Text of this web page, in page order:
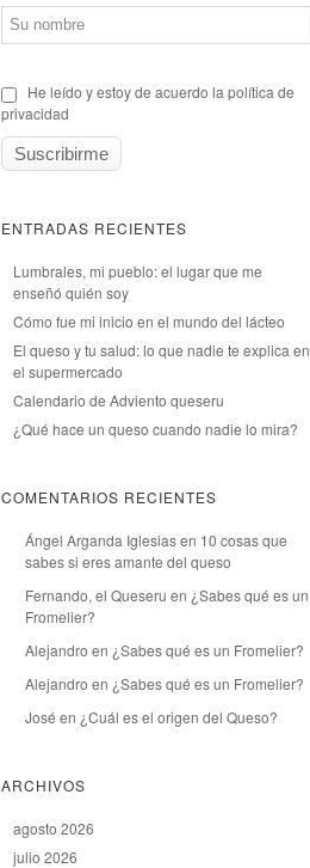
He leído y estoy de acuerdo la política de
privacidad
ENTRADAS RECIENTES
Lumbrales, mi pueblo: el lugar que me
enseñó quién soy
Cómo fue mi inicio en el mundo del lácteo
El queso y tu salud: lo que nadie te explica en
el supermercado
Calendario de Adviento queseru
¿Qué hace un queso cuando nadie lo mira?
COMENTARIOS RECIENTES
Ángel Arganda Iglesiasen 10 cosas que
sabes si eres amante del queso
Fernando, el Queseru en ¿Sabes qué es un
Fromelier?
Alejandro en ¿Sabes qué es un Fromelier?
Alejandro en ¿Sabes qué es un Fromelier?
José en ¿Cuál es el origen del Queso?
ARCHIVOS
agosto 2026
julio 2026